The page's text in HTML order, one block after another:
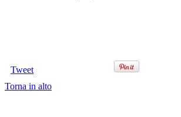
Tweet
Torna in alto